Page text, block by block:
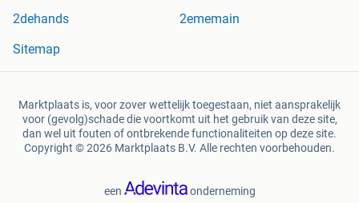
2dehands
2ememain
Sitemap
Marktplaats is, voor zover wettelijk toegestaan, niet aansprakelijk
voor (gevolg)schade die voortkomt uit het gebruik van deze site,
dan wel uit fouten of ontbrekende functionaliteiten op deze site.
Copyright © 2026 Marktplaats B.V. Alle rechten voorbehouden.
een onderneming